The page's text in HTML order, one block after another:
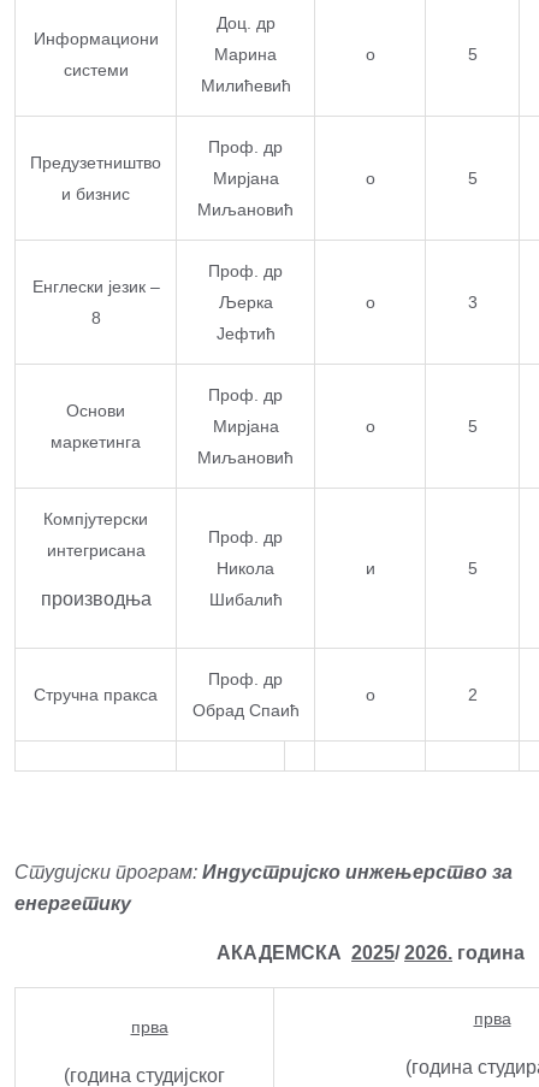
Информациони
системи
Доц. др
Марина
Милићевић
о 5
Предузетништво
и бизнис
Проф. др
Мирјана
Миљановић
о 5
Енглески језик –
8
Проф. др
Љерка
Јефтић
о 3
Основи
маркетинга
Проф. др
Мирјана
Миљановић
о 5
Компјутерски
интегрисана
производња
Проф. др
Никола
Шибалић
и 5
Стручна пракса
Проф. др
Обрад Спаић
о 2
Студијски програм: Индустријско инжењерство за
енергетику
АКАДЕМСКА 2025/2026. година
прва
(година студијског
прва
(година